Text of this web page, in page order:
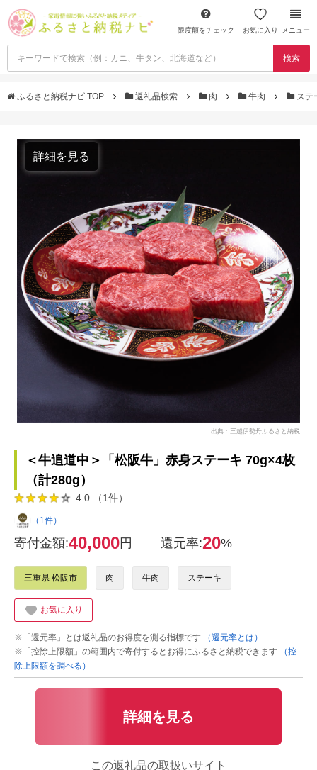
限度額をチェック お気に入り メニュー
検索
ふるさと納税ナビ TOP 返礼品検索 肉 牛肉 ステ
詳細を見る
出典：三越伊勢丹ふるさと納税
＜牛追道中＞「松阪牛」赤身ステーキ 70g×4枚
（計280g）
4.0 （1件）
（1件）
寄付金額:40,000円 還元率:20%
三重県 松阪市 肉 牛肉 ステーキ
お気に入り
※「還元率」とは返礼品のお得度を測る指標です
（還元率とは）
※「控除上限額」の範囲内で寄付するとお得にふるさと納税できます
（控
除上限額を調べる）
詳細を見る
この返礼品の取扱いサイト